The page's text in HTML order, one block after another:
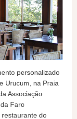
personalizado
Urucum, na Praia
Associação
Faro
restaurante do